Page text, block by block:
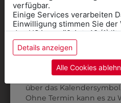
DAMEN
SCHLUPFKASACK
€ 49,90
verfügbar.
Einige Services verarbeiten
Einwilligung stimmen Sie
den USA gemäß Art. 49 (1)
die USA als Land mit
und es besteht das Risiko,
ohne Klagemöglichkeit für
Datenschutzerklärungbzw. im
Details anzeigen
Alle Cookies
Kleidung
für die
benötigen
Online Shop: Klick auf
Kategorie und die
AnprobeVorort im
über das Kalendersymbol.
Ohne Termin kann es zu